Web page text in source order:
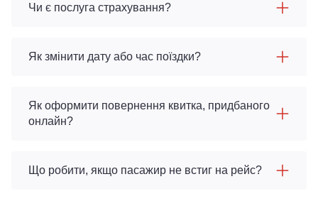
Чи є послуга страхування?
Як змінити дату або час поїздки?
Як оформити повернення квитка, придбаного
онлайн?
Що робити, якщо пасажир не встиг на рейс?